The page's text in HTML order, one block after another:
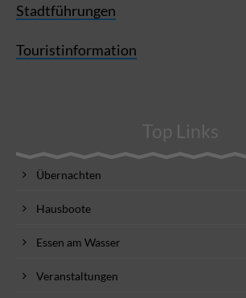
Stadtführungen
Touristinformation
Top Links
Übernachten
Hausboote
Essen am Wasser
Veranstaltungen